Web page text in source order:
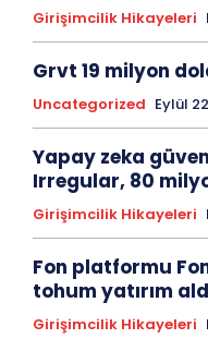
Girişimcilik Hikayeleri
Grvt 19 milyon
Uncategorized Eylül
Yapay zeka
Irregular, 80
Girişimcilik Hikayeleri
Fon platformu
tohum yatırım
Girişimcilik Hikayeleri